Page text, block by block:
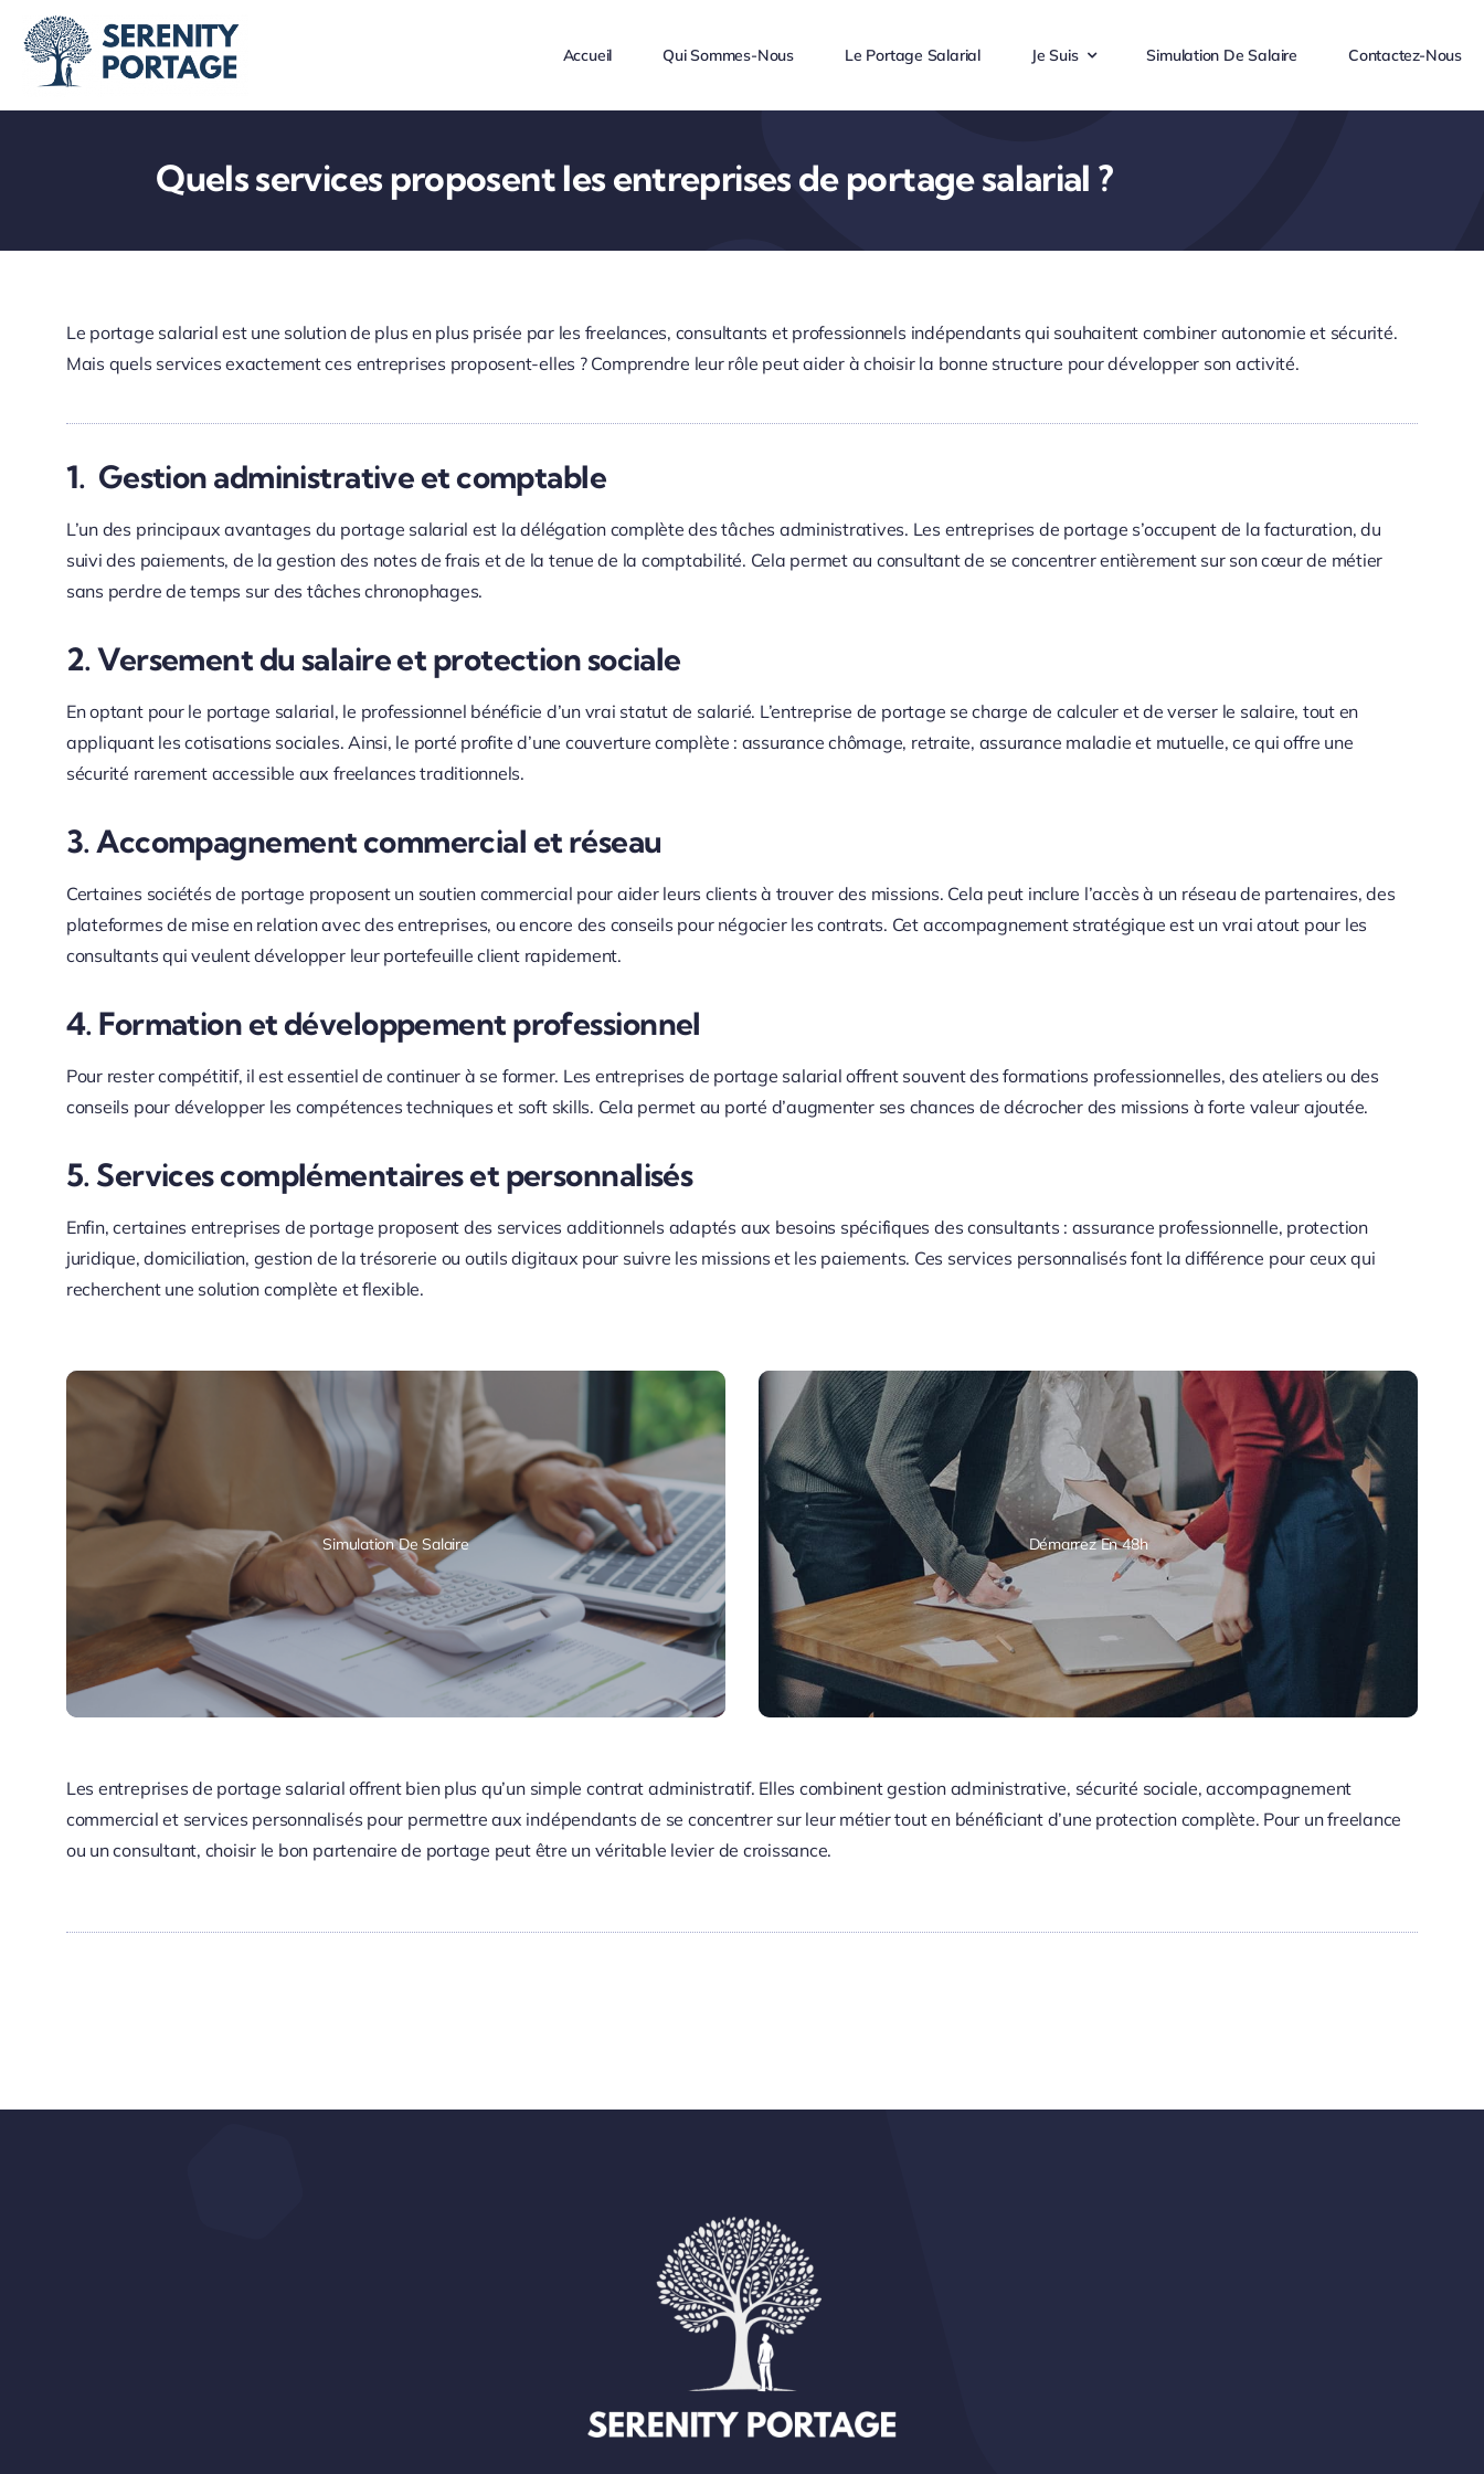
Passer
contenu
Accueil Qui Sommes-Nous Le Portage Salarial Je Suis Simulation De Salaire Contactez-Nous
Quels services proposent les entreprises de portage salarial ?
Le portage salarial est une solution de plus en plus prisée par les freelances, consultants et professionnels indépendants qui souhaitent combiner autonomie et sécurité.
Mais quels services exactement ces entreprises proposent-elles ? Comprendre leur rôle peut aider à choisir la bonne structure pour développer son activité.
1. Gestion administrative et comptable
L’un des principaux avantages du portage salarial est la délégation complète des tâches administratives. Les entreprises de portage s’occupent de la facturation, du
suivi des paiements, de la gestion des notes de frais et de la tenue de la comptabilité. Cela permet au consultant de se concentrer entièrement sur son cœur de métier
sans perdre de temps sur des tâches chronophages.
2. Versement du salaire et protection sociale
En optant pour le portage salarial, le professionnel bénéficie d’un vrai statut de salarié. L’entreprise de portage se charge de calculer et de verser le salaire, tout en
appliquant les cotisations sociales. Ainsi, le porté profite d’une couverture complète : assurance chômage, retraite, assurance maladie et mutuelle, ce qui offre une
sécurité rarement accessible aux freelances traditionnels.
3. Accompagnement commercial et réseau
Certaines sociétés de portage proposent un soutien commercial pour aider leurs clients à trouver des missions. Cela peut inclure l’accès à un réseau de partenaires, des
plateformes de mise en relation avec des entreprises, ou encore des conseils pour négocier les contrats. Cet accompagnement stratégique est un vrai atout pour les
consultants qui veulent développer leur portefeuille client rapidement.
4. Formation et développement professionnel
Pour rester compétitif, il est essentiel de continuer à se former. Les entreprises de portage salarial offrent souvent des formations professionnelles, des ateliers ou des
conseils pour développer les compétences techniques et soft skills. Cela permet au porté d’augmenter ses chances de décrocher des missions à forte valeur ajoutée.
5. Services complémentaires et personnalisés
Enfin, certaines entreprises de portage proposent des services additionnels adaptés aux besoins spécifiques des consultants : assurance professionnelle, protection
juridique, domiciliation, gestion de la trésorerie ou outils digitaux pour suivre les missions et les paiements. Ces services personnalisés font la différence pour ceux qui
recherchent une solution complète et flexible.
Simulation De Salaire Démarrez En 48h
Les entreprises de portage salarial offrent bien plus qu’un simple contrat administratif. Elles combinent gestion administrative, sécurité sociale, accompagnement
commercial et services personnalisés pour permettre aux indépendants de se concentrer sur leur métier tout en bénéficiant d’une protection complète. Pour un freelance
ou un consultant, choisir le bon partenaire de portage peut être un véritable levier de croissance.